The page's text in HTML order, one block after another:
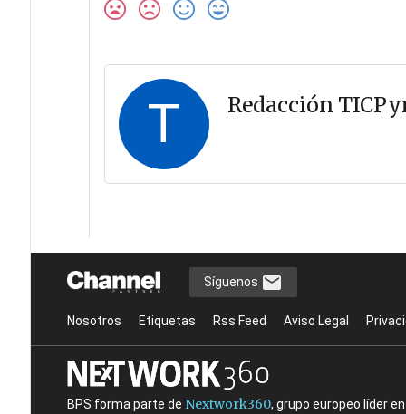
T Redacción
Síguenos
Nosotros Etiquetas Rss Feed Aviso Legal
BPS forma parte de Nextwork360, grupo europeo líder